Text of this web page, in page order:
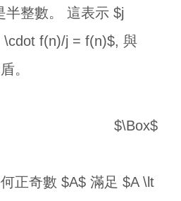
半整數。 這表示 $j
f(n)/j = f(n)$, 與
。
$\Box$
正奇數 $A$ 滿足 $A \lt